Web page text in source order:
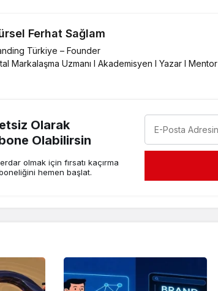
Ferhat Sağlam
Türkiye – Founder
Markalaşma Uzmanı I Akademisyen I Yazar I Mentor
Olarak
Olabilirsin
olmak için fırsatı kaçırma
hemen başlat.